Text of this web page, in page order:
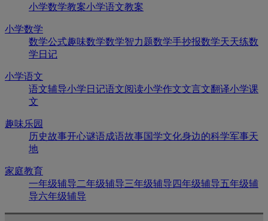
小学数学教案小学语文教案
小学数学
数学公式趣味数学数学智力题数学手抄报数学天天练数
学日记
小学语文
语文辅导小学日记语文阅读小学作文文言文翻译小学课
文
趣味乐园
历史故事开心谜语成语故事国学文化身边的科学军事天
地
家庭教育
一年级辅导二年级辅导三年级辅导 四年级辅导五年级辅
导六年级辅导